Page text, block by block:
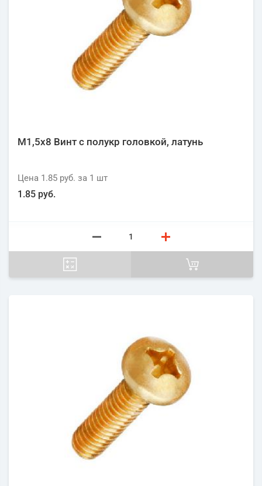
М1,5х8 Винт с полукр головкой, латунь
Цена 1.85 руб. за 1 шт
1.85 руб.